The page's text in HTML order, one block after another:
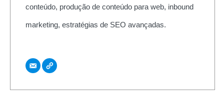
conteúdo, produção de conteúdo para web, inbound
marketing, estratégias de SEO avançadas.